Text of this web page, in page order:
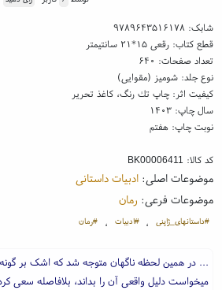
شابک:۹۷۸۹۶۴۳۵۱۶۱۷۸
قطع کتاب: رقعی ۱۵*۲۱ سانتیمتر
تعداد صفحات: ۶۴۰
نوع جلد: شومیز (مقوایی)
کیفیت اثر: چاپ تك رنگ، کاغذ تحریر
سال چاپ: ۱۴۰۳
نوبت چاپ: هفتم
کد کالا: BK00006411
موضوعات اصلی:ادبیات داستانی
موضوعات فرعی: رمان
#داستانهای_ژاپنی ، #ادبیات ، #رمان
... در همین لحظه ناگهان متوجه شد که اشک بر
میخواست دلیل واقعی آن را بداند، بلافاصله سعی